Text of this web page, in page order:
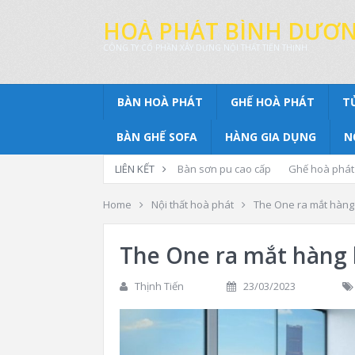
HOÀ PHÁT BÌNH
CÔNG TY CỔ PHẦN XÂY DỰNG NỘI THẤT TIẾN THỊNH
BÀN HOÀ PHÁT GHẾ HOÀ PHÁT
BÀN GHẾ SOFA HÀNG GIA DỤNG
LIÊN KẾT Bàn sơn pu cao cấp Ghế hoà phát
Home Nội thất hoà phát The One ra mắt
The One ra mắt
Thịnh Tiến 23/03/2023